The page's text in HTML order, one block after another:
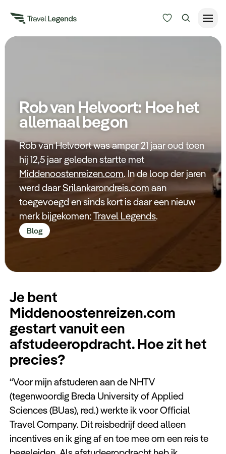
Type reizen
Inspiratie
Over ons
Rob van Helvoort: Hoe het
allemaal begon
Rob van Helvoort was amper 21 jaar oud toen
hij 12,5 jaar geleden startte met
Middenoostenreizen.com. In de loop der jaren
werd daarSrilankarondreis.com aan
toegevoegd en sinds kort is daar een nieuw
merk bijgekomen:Travel Legends.
Blog
Je bent
Middenoostenreizen.com
gestart vanuit een
afstudeeropdracht. Hoe zit het
precies?
“Voor mijn afstuderen aan de NHTV
(tegenwoordig Breda University of Applied
Sciences (BUas), red.) werkte ik voor Official
Travel Company. Dit reisbedrijf deed alleen
incentives en ik ging af en toe mee om een reis te